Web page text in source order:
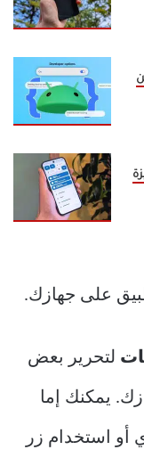
على جهازك.
لتحرير بعض
يمكنك إما
أو استخدام زر